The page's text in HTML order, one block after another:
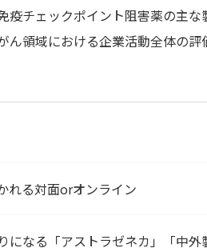
疫チェックポイント阻害薬の主
ん領域における企業活動全体の評
れる対面orオンライン
になる「アストラゼネカ」「中外